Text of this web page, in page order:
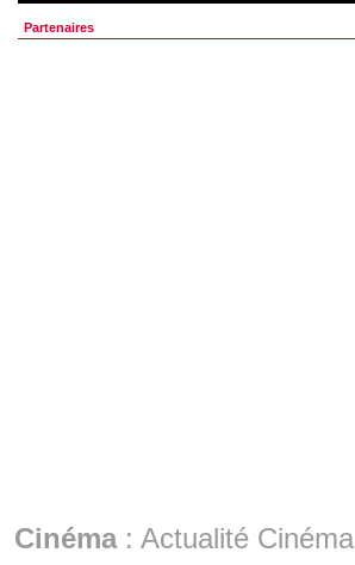
Partenaires
Cinéma: Actualité Cinéma